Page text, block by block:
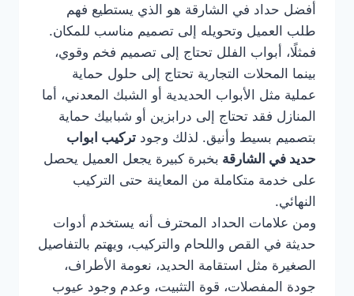
أفضل حداد في الشارقة هو الذي يستطيع فهم
طلب العميل وتحويله إلى تصميم مناسب للمكان.
فمثلًا، أبواب الفلل تحتاج إلى تصميم فخم وقوي،
بينما المحلات التجارية تحتاج إلى حلول حماية
عملية مثل الأبواب الحديدية أو الشبك المعدني، أما
المنازل فقد تحتاج إلى درابزين أو شبابيك حماية
بتصميم بسيط وأنيق. لذلك وجود تركيب ابواب
حديد في الشارقة بخبرة كبيرة يجعل العميل يحصل
على خدمة متكاملة من المعاينة حتى التركيب
النهائي.
ومن علامات الحداد المحترف أنه يستخدم أدوات
حديثة في القص واللحام والتركيب، ويهتم بالتفاصيل
الصغيرة مثل استقامة الحديد، نعومة الأطراف،
جودة المفصلات، قوة التثبيت، وعدم وجود عيوب